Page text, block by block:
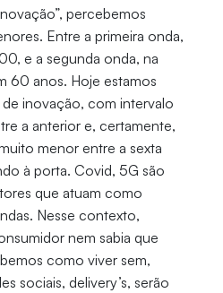
percebemos
Entre a primeira onda,
e a segunda onda, na
60 anos. Hoje estamos
inovação, com intervalo
a anterior e, certamente,
menor entre a sexta
à porta. Covid, 5G são
que atuam como
Nesse contexto,
nem sabia que
como viver sem,
sociais, delivery’s, serão